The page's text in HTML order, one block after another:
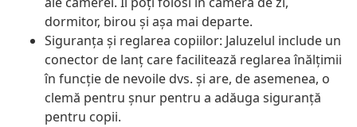
dormitor, birou și așa mai departe.
Siguranța și reglarea copiilor: Jaluzelul include un
conector de lanț care facilitează reglarea înălțimii
în funcție de nevoile dvs. și are, de asemenea, o
clemă pentru șnur pentru a adăuga siguranță
pentru copii.